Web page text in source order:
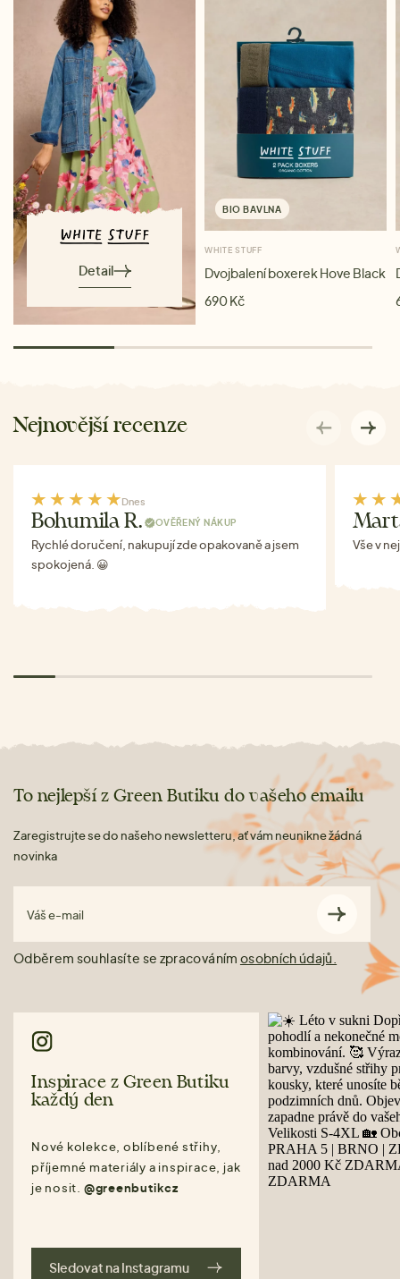
Detail
BIO BAVLNA
WHITE STUFF
Dvojbalení boxerek Hove Black
690 Kč
Nejnovější recenze
Dnes
Bohumila R. OVĚŘENÝ NÁKUP
Rychlé doručení, nakupují zde opakovaně a jsem
spokojená. 😀
Vše v
To nejlepší z Green Butiku do vašeho emailu
Zaregistrujte se do našeho newsletteru, ať vám neunikne žádná
novinka
Váš e-mail
Odběrem souhlasíte se zpracováním osobních údajů.
Inspirace z Green Butiku
každý den
Nové kolekce, oblíbené střihy,
příjemné materiály a inspirace, jak
je nosit. @greenbutikcz
Sledovat na Instagramu